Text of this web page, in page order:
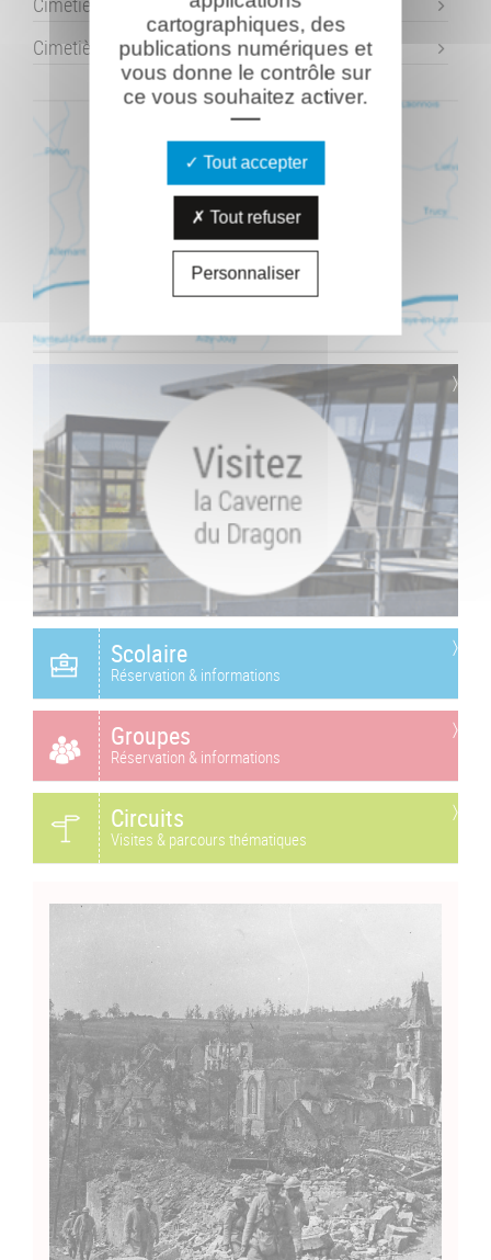
Cimetière américain "Oise-Aisne"
Scolaire
Réservation & informations
Groupes
Réservation & informations
Circuits
Visites & parcours thématiques
cartographiques, des
publications numériques et
vous donne le contrôle sur
ce vous souhaitez activer.
Tout accepter
Tout refuser
Personnaliser